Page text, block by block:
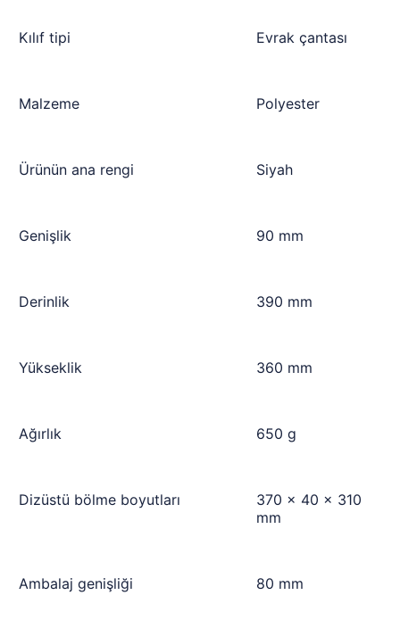
Kılıf tipi Evrak çantası
Malzeme Polyester
Ürünün ana rengi Siyah
Genişlik 90 mm
Derinlik 390 mm
Yükseklik 360 mm
Ağırlık 650 g
Dizüstü bölme boyutları
370 x 40 x 310
mm
Ambalaj genişliği 80 mm